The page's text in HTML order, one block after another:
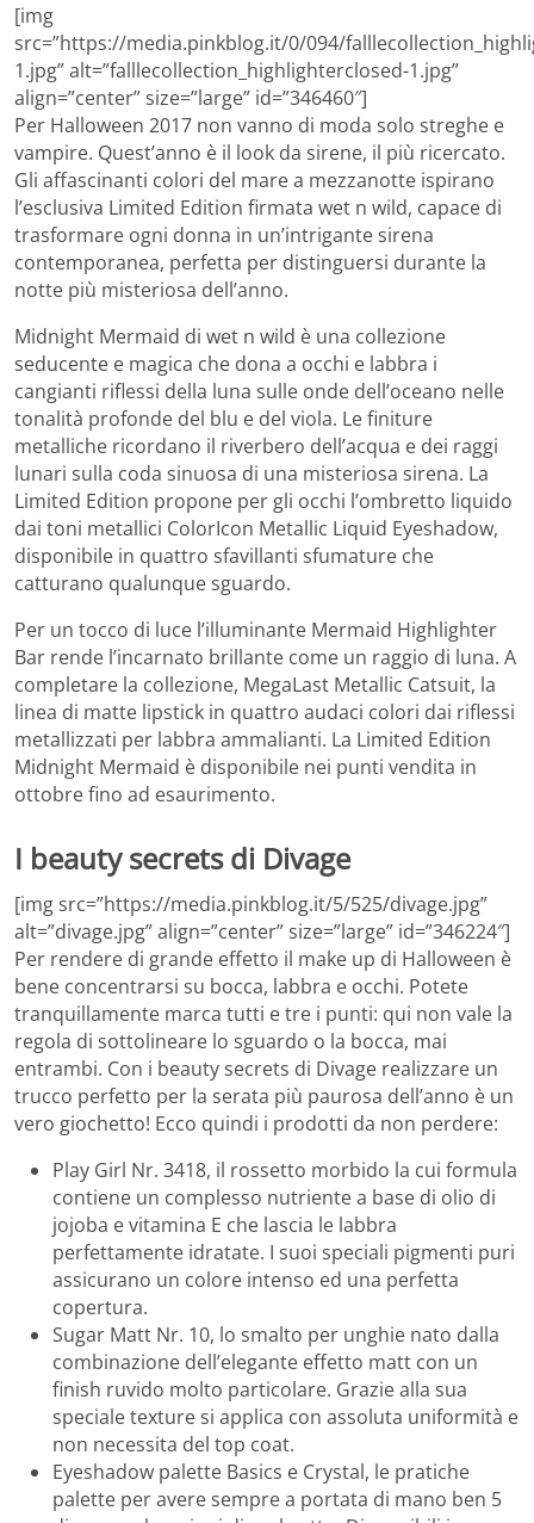
[img
src=”https://media.pinkblog.it/0/094/
1.jpg” alt=”falllecollection_highlighterclosed-1.jpg”
align=”center” size=”large” id=”346460″]
Per Halloween 2017 non vanno di moda solo streghe e
vampire. Quest’anno è il look da sirene, il più ricercato.
Gli affascinanti colori del mare a mezzanotte ispirano
l’esclusiva Limited Edition firmata wet n wild, capace di
trasformare ogni donna in un’intrigante sirena
contemporanea, perfetta per distinguersi durante la
notte più misteriosa dell’anno.
Midnight Mermaid di wet n wild è una collezione
seducente e magica che dona a occhi e labbra i
cangianti riflessi della luna sulle onde dell’oceano nelle
tonalità profonde del blu e del viola. Le finiture
metalliche ricordano il riverbero dell’acqua e dei raggi
lunari sulla coda sinuosa di una misteriosa sirena. La
Limited Edition propone per gli occhi l’ombretto liquido
dai toni metallici ColorIcon Metallic Liquid Eyeshadow,
disponibile in quattro sfavillanti sfumature che
catturano qualunque sguardo.
Per un tocco di luce l’illuminante Mermaid Highlighter
Bar rende l’incarnato brillante come un raggio di luna. A
completare la collezione, MegaLast Metallic Catsuit, la
linea di matte lipstick in quattro audaci colori dai riflessi
metallizzati per labbra ammalianti. La Limited Edition
Midnight Mermaid è disponibile nei punti vendita in
ottobre fino ad esaurimento.
I beauty secrets di Divage
[img src=”https://media.pinkblog.it/5/525/divage.jpg”
alt=”divage.jpg” align=”center” size=”large” id=”346224″]
Per rendere di grande effetto il make up di Halloween è
bene concentrarsi su bocca, labbra e occhi. Potete
tranquillamente marca tutti e tre i punti: qui non vale la
regola di sottolineare lo sguardo o la bocca, mai
entrambi. Con i beauty secrets di Divage realizzare un
trucco perfetto per la serata più paurosa dell’anno è un
vero giochetto! Ecco quindi i prodotti da non perdere:
Play Girl Nr. 3418, il rossetto morbido la cui formula
contiene un complesso nutriente a base di olio di
jojoba e vitamina E che lascia le labbra
perfettamente idratate. I suoi speciali pigmenti puri
assicurano un colore intenso ed una perfetta
copertura.
Sugar Matt Nr. 10, lo smalto per unghie nato dalla
combinazione dell’elegante effetto matt con un
finish ruvido molto particolare. Grazie alla sua
speciale texture si applica con assoluta uniformità e
non necessita del top coat.
Eyeshadow palette Basics e Crystal, le pratiche
palette per avere sempre a portata di mano ben 5